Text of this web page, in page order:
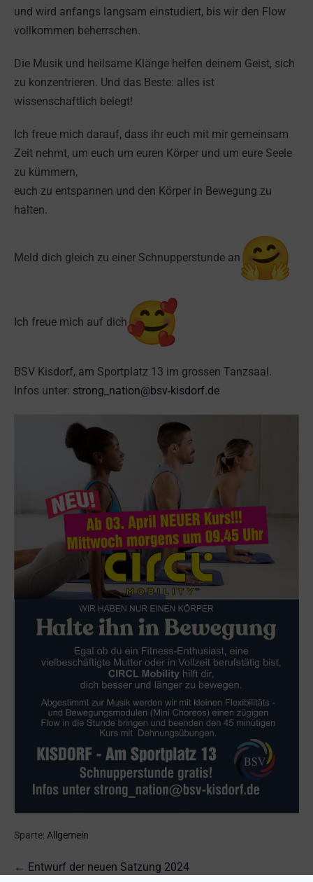
und wird anfangs langsam einstudiert, bis wir den Flow
vollkommen beherrschen.
Die Musik und heilsame Klänge helfen deinem Geist, sich
zu konzentrieren. Und das Beste: alles ist
wissenschaftlich belegt!
Ich freue mich darauf, dass ihr euch mit mir gemeinsam
Zeit nehmt, um euch um euren Körper und um eure Seele
zu kümmern,
euch zu entspannen und den Körper in Bewegung zu
halten.
Meld dich gleich zu einer Schnupperstunde an
Ich freue mich auf dich
BSV Kisdorf, am Sportplatz 13 im grossen Tanzsaal.
Infos unter: strong_nation@bsv-kisdorf.de
Sparte: Allgemein
← Entwurf der neuen Satzung 2024